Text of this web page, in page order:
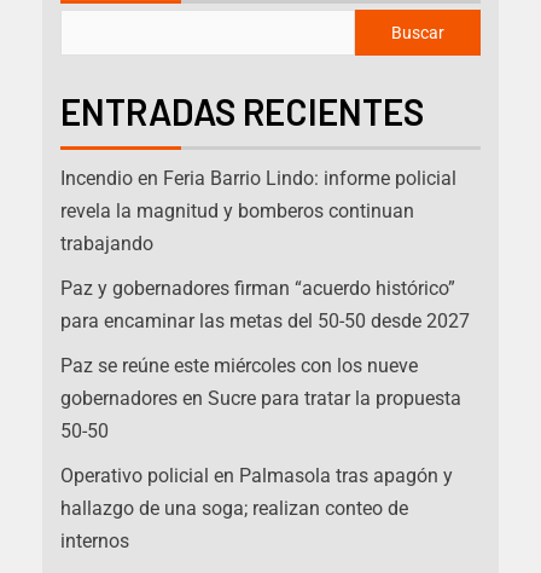
Buscar
ENTRADAS RECIENTES
Incendio en Feria Barrio Lindo: informe policial
revela la magnitud y bomberos continuan
trabajando
Paz y gobernadores firman “acuerdo histórico”
para encaminar las metas del 50-50 desde 2027
Paz se reúne este miércoles con los nueve
gobernadores en Sucre para tratar la propuesta
50-50
Operativo policial en Palmasola tras apagón y
hallazgo de una soga; realizan conteo de
internos